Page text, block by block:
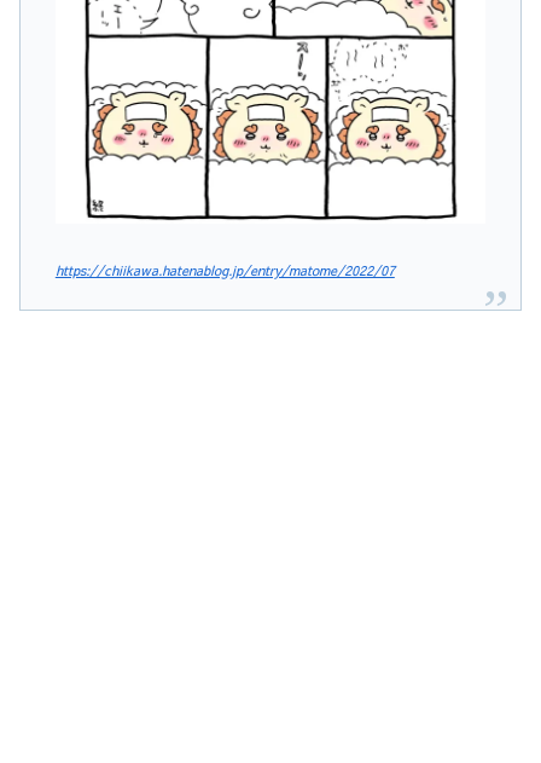
https://chiikawa.hatenablog.jp/entry/matome/2022/07